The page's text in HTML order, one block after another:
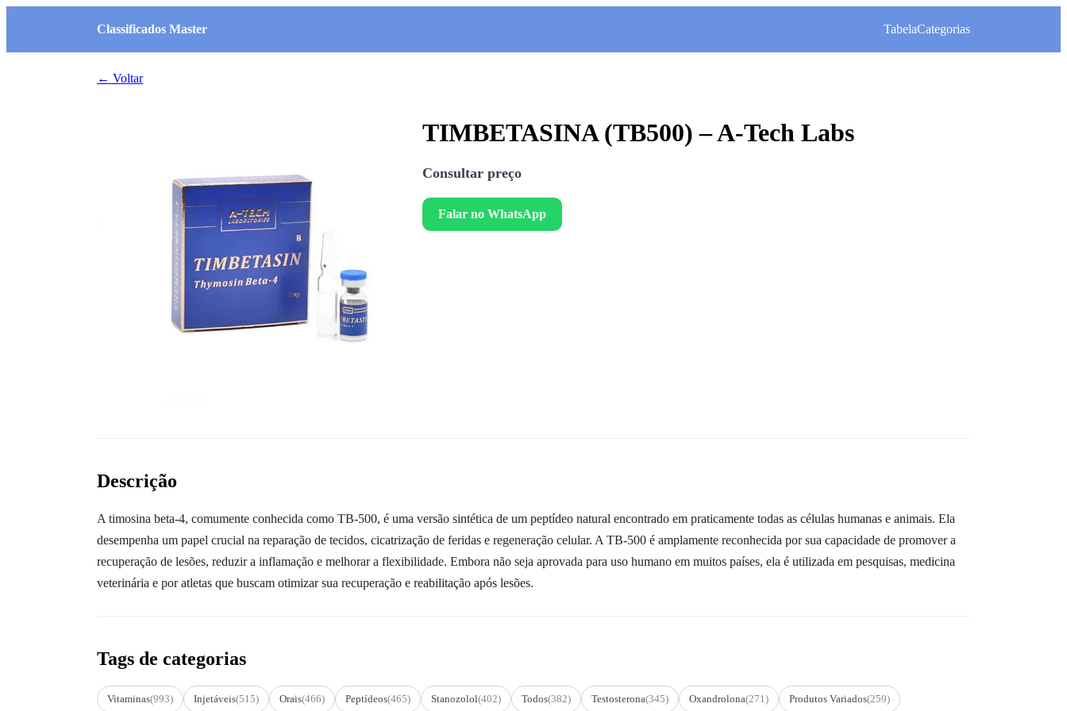
Classificados Master TabelaCategorias
← Voltar
TIMBETASINA (TB500) – A-Tech Labs
Consultar preço
Falar no WhatsApp
Descrição
A timosina beta-4, comumente conhecida como TB-500, é uma versão sintética de um peptídeo natural encontrado em praticamente todas as células humanas e animais. Ela
desempenha um papel crucial na reparação de tecidos, cicatrização de feridas e regeneração celular. A TB-500 é amplamente reconhecida por sua capacidade de promover a
recuperação de lesões, reduzir a inflamação e melhorar a flexibilidade. Embora não seja aprovada para uso humano em muitos países, ela é utilizada em pesquisas, medicina
veterinária e por atletas que buscam otimizar sua recuperação e reabilitação após lesões.
Tags de categorias
Vitaminas(993) Injetáveis(515) Orais(466) Peptídeos(465) Stanozolol(402) Todos(382) Testosterona(345) Oxandrolona(271) Produtos Variados(259)